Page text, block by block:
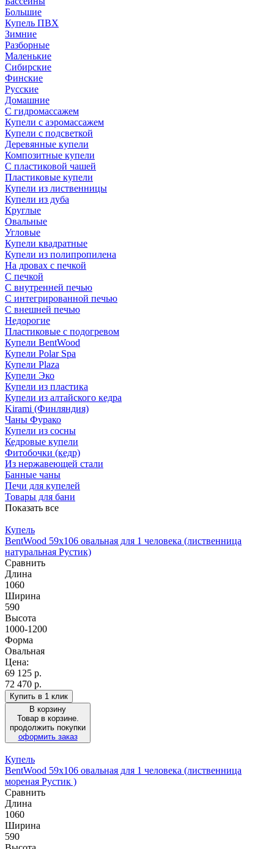
Большие
Купель ПВХ
Зимние
Разборные
Маленькие
Сибирские
Финские
Русские
Домашние
С гидромассажем
Купели с аэромассажем
Купели с подсветкой
Деревянные купели
Композитные купели
С пластиковой чашей
Пластиковые купели
Купели из лиственницы
Купели из дуба
Круглые
Овальные
Угловые
Купели квадратные
Купели из полипропилена
На дровах с печкой
С печкой
С внутренней печью
С интегрированной печью
С внешней печью
Недорогие
Пластиковые с подогревом
Купели BentWood
Купели Polar Spa
Купели Plaza
Купели Эко
Купели из пластика
Купели из алтайского кедра
Kirami (Финляндия)
Чаны Фурако
Купели из сосны
Кедровые купели
Фитобочки (кедр)
Из нержавеющей стали
Банные чаны
Печи для купелей
Товары для бани
Показать все
Купель
BentWood 59х106 овальная для 1 человека (лиственница
натуральная Рустик)
Сравнить
Длина
1060
Ширина
590
Высота
1000-1200
Форма
Овальная
Цена:
69 125 р.
72 470 р.
Купить в 1 клик
В корзину
Товар в корзине.
продолжить покупки
оформить заказ
Купель
BentWood 59х106 овальная для 1 человека (лиственница
мореная Рустик )
Сравнить
Длина
1060
Ширина
590